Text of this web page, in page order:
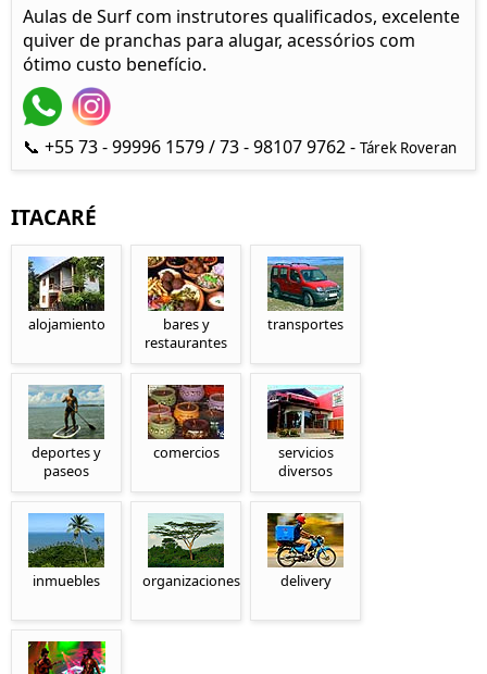
Aulas de Surf com instrutores qualificados, excelente
quiver de pranchas para alugar, acessórios com
ótimo custo benefício.
📞 +55 73 - 99996 1579 / 73 - 98107 9762 - Tárek Roveran
ITACARÉ
alojamiento
bares y
restaurantes
transportes
deportes y
paseos
comercios
servicios
diversos
inmuebles organizaciones delivery